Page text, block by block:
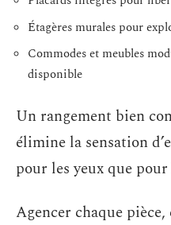
Étagères murales pour
Commodes et meubles
disponible
Un rangement bien
élimine la sensation
pour les yeux que
Agencer chaque